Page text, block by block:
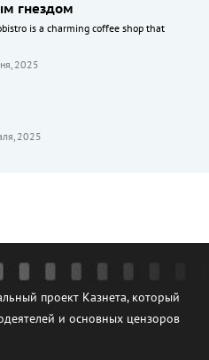
гнездом
is a charming coffee shop that
2025
2025
проект Казнета, который
и основных цензоров